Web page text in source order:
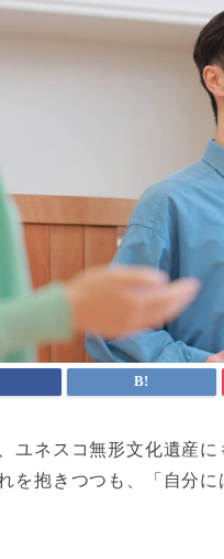
ユネスコ無形文化遺産
を抱きつつも、「自分